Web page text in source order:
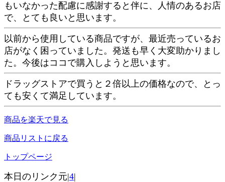
もいなかった配慮に感謝すると伴に、人情のあるお店
で、とても良いと思います。
以前から使用している商品ですが、最近売っているお
店がなく困っていました。発送も早く大変助かりまし
た。今後はココで購入しようと思います。
ドラッグストアで買うと２倍以上の価格なので、とっ
ても安くて満足しています。
商品を楽天で見る
商品リストに戻る
トップページ
本日のリンク元|4|